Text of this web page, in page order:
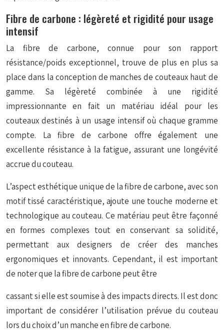
Fibre de carbone : légèreté et rigidité pour usage
intensif
La fibre de carbone, connue pour son rapport
résistance/poids exceptionnel, trouve de plus en plus sa
place dans la conception de manches de couteaux haut de
gamme. Sa légèreté combinée à une rigidité
impressionnante en fait un matériau idéal pour les
couteaux destinés à un usage intensif où chaque gramme
compte. La fibre de carbone offre également une
excellente résistance à la fatigue, assurant une longévité
accrue du couteau.
L’aspect esthétique unique de la fibre de carbone, avec son
motif tissé caractéristique, ajoute une touche moderne et
technologique au couteau. Ce matériau peut être façonné
en formes complexes tout en conservant sa solidité,
permettant aux designers de créer des manches
ergonomiques et innovants. Cependant, il est important
de noter que la fibre de carbone peut être
cassant si elle est soumise à des impacts directs. Il est donc
important de considérer l’utilisation prévue du couteau
lors du choix d’un manche en fibre de carbone.